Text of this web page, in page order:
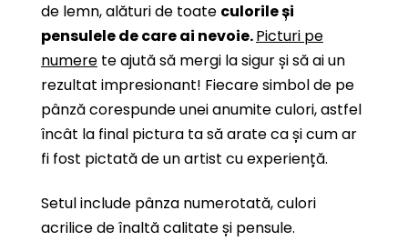
de lemn, alături de toate culorile și
pensulele de care ai nevoie.Picturi pe
numere te ajută să mergi la sigur și să ai un
rezultat impresionant! Fiecare simbol de pe
pânză corespunde unei anumite culori, astfel
încât la final pictura ta să arate ca și cum ar
fi fost pictată de un artist cu experiență.
Setul include pânza numerotată, culori
acrilice de înaltă calitate și pensule.